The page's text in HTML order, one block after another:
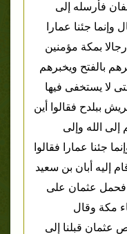
فأرسله إلى
جئنا عمارا
بمكة مؤمنين
بالفتح ويخبرهم
لا يستخفى فيها
ببلدح فقالوا أين
الله وإلى
جئنا عمارا فقالوا
إليه أبان بن سعيد
عثمان على
مكة وقال
عثمان قبلنا إلى